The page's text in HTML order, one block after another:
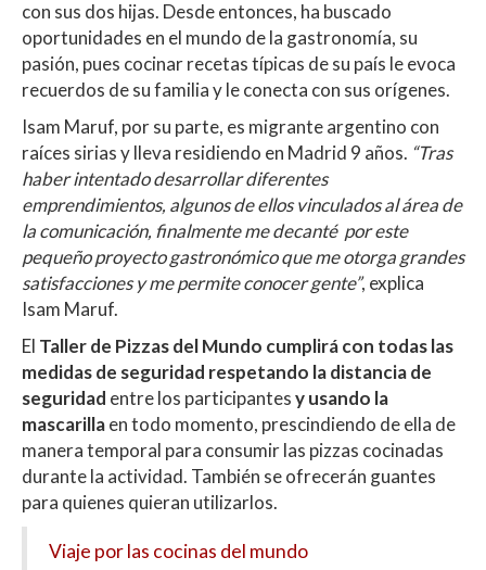
con sus dos hijas. Desde entonces, ha buscado
oportunidades en el mundo de la gastronomía, su
pasión, pues cocinar recetas típicas de su país le evoca
recuerdos de su familia y le conecta con sus orígenes.
Isam Maruf, por su parte, es migrante argentino con
raíces sirias y lleva residiendo en Madrid 9 años. “Tras
haber intentado desarrollar diferentes
emprendimientos, algunos de ellos vinculados al área de
la comunicación, finalmente me decanté por este
pequeño proyecto gastronómico que me otorga grandes
satisfacciones y me permite conocer gente”, explica
Isam Maruf.
El Taller de Pizzas del Mundo cumplirá con todas las
medidas de seguridad respetando la distancia de
seguridad entre los participantesy usando la
mascarillaen todo momento, prescindiendo de ella de
manera temporal para consumir las pizzas cocinadas
durante la actividad. También se ofrecerán guantes
para quienes quieran utilizarlos.
Viaje por las cocinas del mundo